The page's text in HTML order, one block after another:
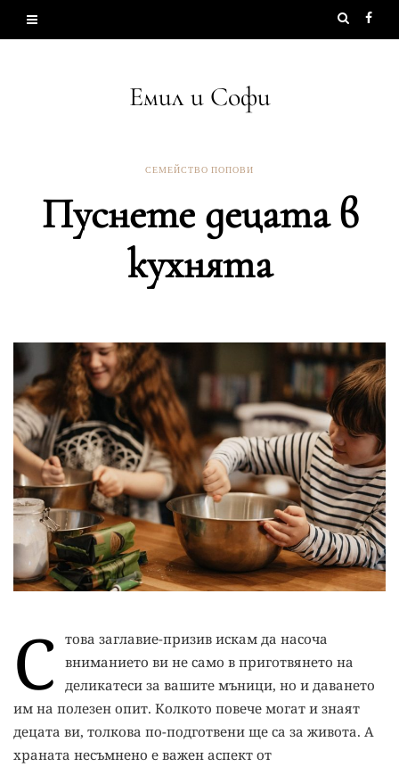
Емил и Софи
СЕМЕЙСТВО ПОПОВИ
Пуснете децата в
кухнята
С
това заглавие-призив искам да насоча
вниманието ви не само в приготвянето на
деликатеси за вашите мъници, но и даването
им на полезен опит. Колкото повече могат и знаят
децата ви, толкова по-подготвени ще са за живота. А
храната несъмнено е важен аспект от